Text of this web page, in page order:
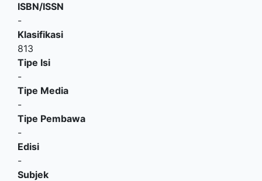
ISBN/ISSN
-
Klasifikasi
813
Tipe Isi
-
Tipe Media
-
Tipe Pembawa
-
Edisi
-
Subjek